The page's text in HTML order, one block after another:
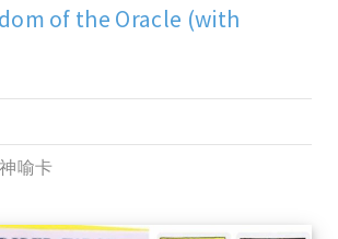
of the Oracle (with
喻卡